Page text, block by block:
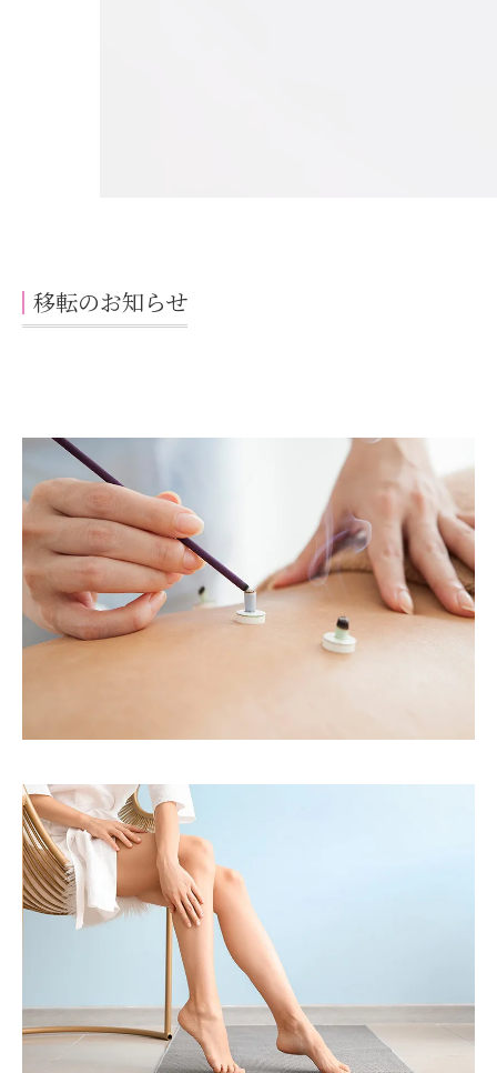
移転のお知らせ